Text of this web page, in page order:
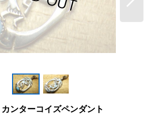
ンターコイズペンダント